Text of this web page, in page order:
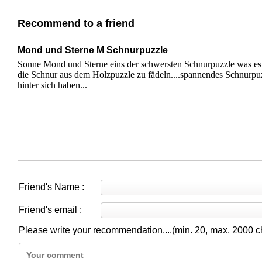
Recommend to a friend
Mond und Sterne M Schnurpuzzle
Sonne Mond und Sterne eins der schwersten Schnurpuzzle was
die Schnur aus dem Holzpuzzle zu fädeln....spannendes
hinter sich haben...
Friend's Name :
Friend's email :
Please write your recommendation....(min. 20, max. 2000